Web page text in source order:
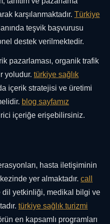
karşılanmaktadır. Türkiye
teşvik başvurusu
destek verilmektedir.
pazarlaması, organik trafik
yoludur. türkiye sağlık
içerik stratejisi ve üretimi
blog sayfamız
içeriğe erişebilirsiniz.
hasta iletişiminin
yer almaktadır. call
dil yetkinliği, medikal bilgi ve
türkiye sağlık turizmi
en kapsamlı programları